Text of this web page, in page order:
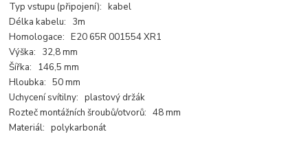
Typ vstupu (připojení): kabel
Délka kabelu: 3m
Homologace: E20 65R 001554 XR1
Výška: 32,8 mm
Šířka: 146,5 mm
Hloubka: 50 mm
Uchycení svítilny: plastový držák
Rozteč montážních šroubů/otvorů: 48 mm
Materiál: polykarbonát